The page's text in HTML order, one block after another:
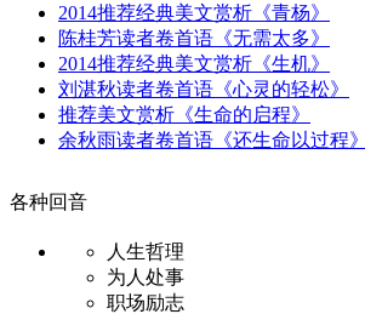
2014推荐经典美文赏析《青杨》
陈桂芳读者卷首语《无需太多》
2014推荐经典美文赏析《生机》
刘湛秋读者卷首语《心灵的轻松》
推荐美文赏析《生命的启程》
余秋雨读者卷首语《还生命以过程》
各种回音
人生哲理
为人处事
职场励志